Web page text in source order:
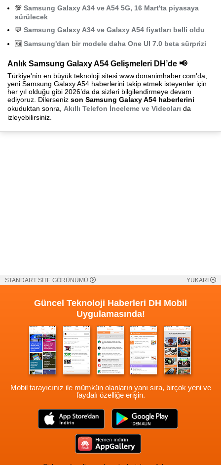
💯 Samsung Galaxy A34 ve A54 5G, 16 Mart'ta piyasaya
sürülecek
💬 Samsung Galaxy A34 ve Galaxy A54 fiyatları belli oldu
🆕 Samsung'dan bir modele daha One UI 7.0 beta sürprizi
Anlık Samsung Galaxy A54 Gelişmeleri DH’de 📢
Türkiye'nin en büyük teknoloji sitesi www.donanimhaber.com'da,
yeni Samsung Galaxy A54 haberlerini takip etmek isteyenler için
her yıl olduğu gibi 2026’da da sizleri bilgilendirmeye devam
ediyoruz. Dilerseniz son Samsung Galaxy A54 haberlerini
okuduktan sonra, Akıllı Telefon İnceleme ve Videoları da
izleyebilirsiniz.
STANDART SİTE GÖRÜNÜMÜ YUKARI
Güncel Teknoloji Haberleri DH Mobil
Uygulamasında!
Mobil tarayıcınız ile mümkün olanların yanı sıra, birçok yeni ve
faydalı özelliğe erişin.